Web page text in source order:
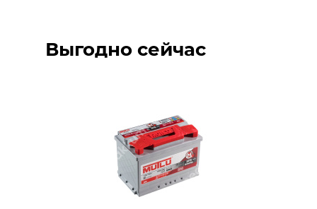
Выгодно сейчас